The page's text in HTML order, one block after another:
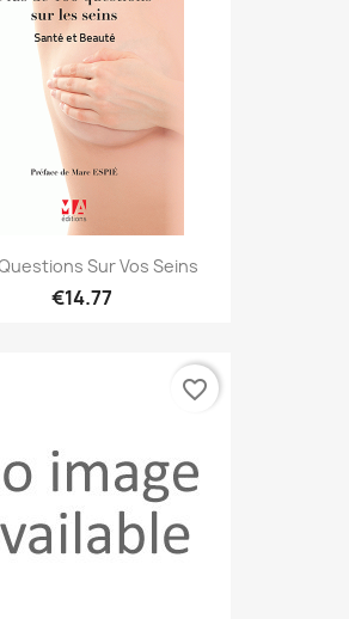
Sur Vos Seins
€14.77
favorite_border